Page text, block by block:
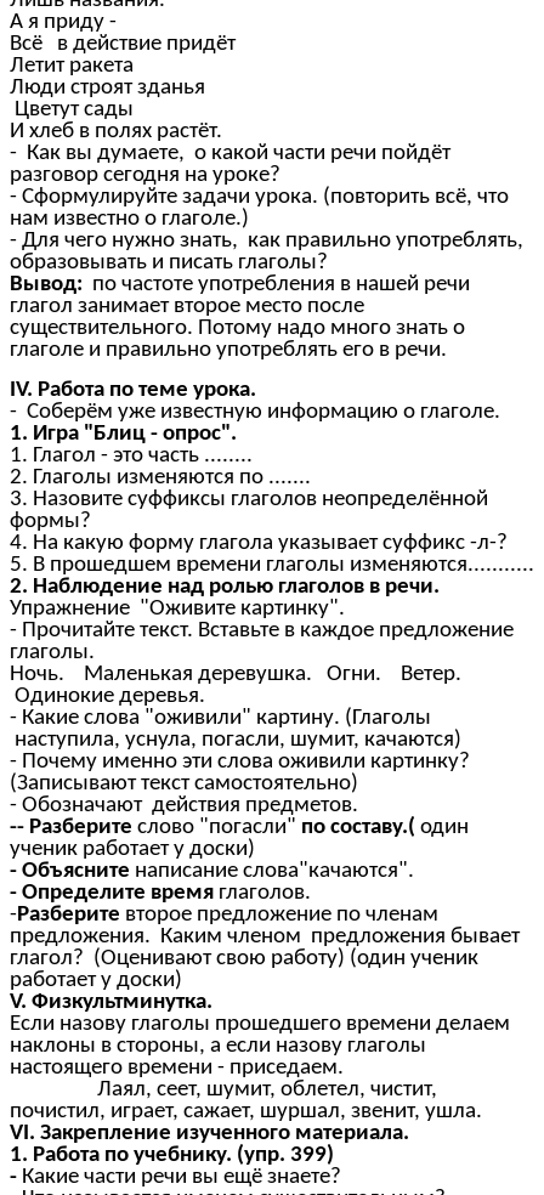
А я приду -
Всё в действие придёт
Летит ракета
Люди строят зданья
Цветут сады
И хлеб в полях растёт.
- Как вы думаете, о какой части речи пойдёт
разговор сегодня на уроке?
- Сформулируйте задачи урока. (повторить всё, что
нам известно о глаголе.)
- Для чего нужно знать, как правильно употреблять,
образовывать и писать глаголы?
Вывод: по частоте употребления в нашей речи
глагол занимает второе место после
существительного. Потому надо много знать о
глаголе и правильно употреблять его в речи.
IV. Работа по теме урока.
- Соберём уже известную информацию о глаголе.
1. Игра "Блиц - опрос".
1. Глагол - это часть ........
2. Глаголы изменяются по .......
3. Назовите суффиксы глаголов неопределённой
формы?
4. На какую форму глагола указывает суффикс -л-?
5. В прошедшем времени глаголы изменяются...........
2. Наблюдение над ролью глаголов в речи.
Упражнение "Оживите картинку".
- Прочитайте текст. Вставьте в каждое предложение
глаголы.
Ночь. Маленькая деревушка. Огни. Ветер.
Одинокие деревья.
- Какие слова "оживили" картину. (Глаголы
наступила, уснула, погасли, шумит, качаются)
- Почему именно эти слова оживили картинку?
(Записывают текст самостоятельно)
- Обозначают действия предметов.
-- Разберите слово "погасли" по составу.( один
ученик работает у доски)
- Объясните написание слова"качаются".
- Определите время глаголов.
-Разберите второе предложение по членам
предложения. Каким членом предложения бывает
глагол? (Оценивают свою работу) (один ученик
работает у доски)
V. Физкультминутка.
Если назову глаголы прошедшего времени делаем
наклоны в стороны, а если назову глаголы
настоящего времени - приседаем.
Лаял, сеет, шумит, облетел, чистит,
почистил, играет, сажает, шуршал, звенит, ушла.
VI. Закрепление изученного материала.
1. Работа по учебнику. (упр. 399)
- Какие части речи вы ещё знаете?